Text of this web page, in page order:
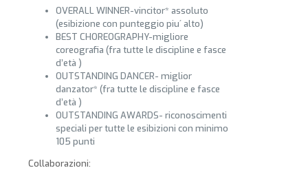
OVERALL WINNER-vincitor* assoluto
(esibizione con punteggio piu´ alto)
BEST CHOREOGRAPHY-migliore
coreografia (fra tutte le discipline e fasce
d’età )
OUTSTANDING DANCER- miglior
danzator* (fra tutte le discipline e fasce
d’età )
OUTSTANDING AWARDS- riconoscimenti
speciali per tutte le esibizioni con minimo
105 punti
Collaborazioni: